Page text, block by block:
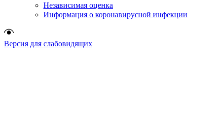
Независимая оценка
Информация о коронавирусной инфекции
Версия для слабовидящих